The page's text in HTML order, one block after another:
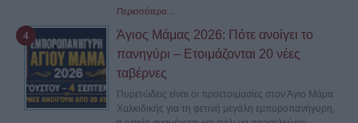
Περισσότερα...
Άγιος Μάμας 2026: Πότε ανοίγει το
πανηγύρι – Ετοιμάζονται 20 νέες
ταβέρνες
Πυρετώδεις είναι οι προετοιμασίες στον Άγιο Μάμα
Χαλκιδικής για τη φετινή μεγάλη εμποροπανήγυρη,